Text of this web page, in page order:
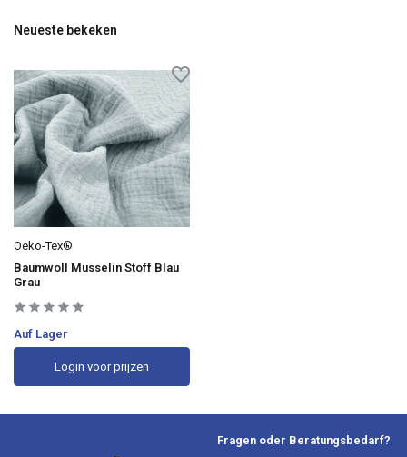
Neueste bekeken
Oeko-Tex®
Baumwoll Musselin Stoff Blau
Grau
Auf Lager
Login voor prijzen
Fragen oder Beratungsbedarf?